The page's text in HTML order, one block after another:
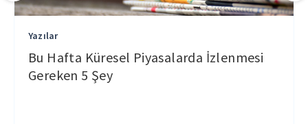
Yazılar
Bu Hafta Küresel Piyasalarda İzlenmesi
Gereken 5 Şey